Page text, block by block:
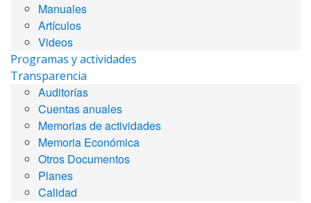
Manuales
Artículos
Videos
Programas y actividades
Transparencia
Auditorías
Cuentas anuales
Memorias de actividades
Memoria Económica
Otros Documentos
Planes
Calidad